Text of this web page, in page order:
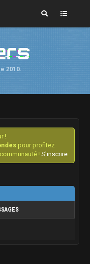
2010.
!
pour profitez
! S'inscrire